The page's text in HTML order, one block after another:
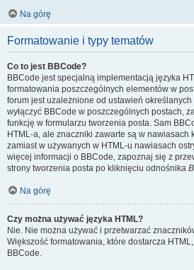
Na górę
Formatowanie i typy tematów
Co to jest BBCode?
BBCode jest specjalną implementacją języka
formatowania poszczególnych elementów w
forum jest uzależnione od ustawień
wyłączyć BBCode w poszczególnych postach,
funkcję w formularzu tworzenia posta. Sam
HTML-a, ale znaczniki zawarte są w nawiasach
zamiast w używanych w HTML-u nawiasach
więcej informacji o BBCode, zapoznaj się z
strony tworzenia posta po kliknięciu odnośnika
Na górę
Czy można używać języka HTML?
Nie. Nie można używać i przetwarzać
Większość formatowania, które dostarcza
BBCode.